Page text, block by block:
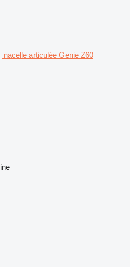
nacelle articulée Genie Z60